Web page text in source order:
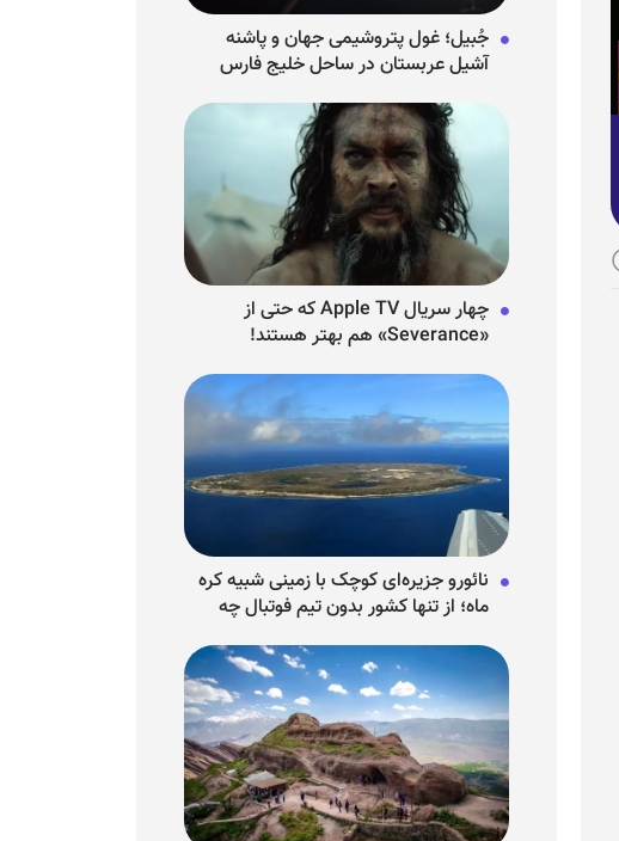
جُبیل؛ غول پتروشیمی جهان و پاشنه
آشیل عربستان در ساحل خلیج فارس
چهار سریال Apple TV که حتی از
«Severance» هم بهتر هستند!
نائورو جزیره‌ای کوچک با زمینی شبیه کره
ماه؛ از تنها کشور بدون تیم فوتبال چه